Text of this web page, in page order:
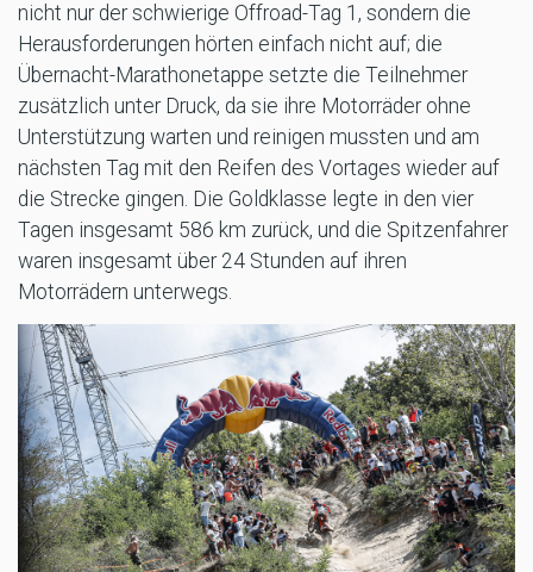
nicht nur der schwierige Offroad-Tag 1, sondern die
Herausforderungen hörten einfach nicht auf; die
Übernacht-Marathonetappe setzte die Teilnehmer
zusätzlich unter Druck, da sie ihre Motorräder ohne
Unterstützung warten und reinigen mussten und am
nächsten Tag mit den Reifen des Vortages wieder auf
die Strecke gingen. Die Goldklasse legte in den vier
Tagen insgesamt 586 km zurück, und die Spitzenfahrer
waren insgesamt über 24 Stunden auf ihren
Motorrädern unterwegs.